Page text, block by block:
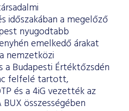
időszakában a megelőző
nyugodtabb
emelkedő árakat
nemzetközi
a Budapesti Értéktőzsdén
felfelé tartott,
és a 4iG vezették az
összességében